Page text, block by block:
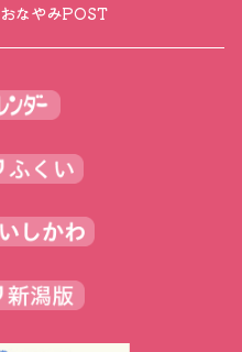
おなやみPOST